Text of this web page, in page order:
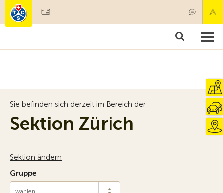
Mitgliedschaft & Leistungen
Sie befinden sich derzeit im Bereich der
Sektion Zürich
Sektion ändern
Gruppe
wählen